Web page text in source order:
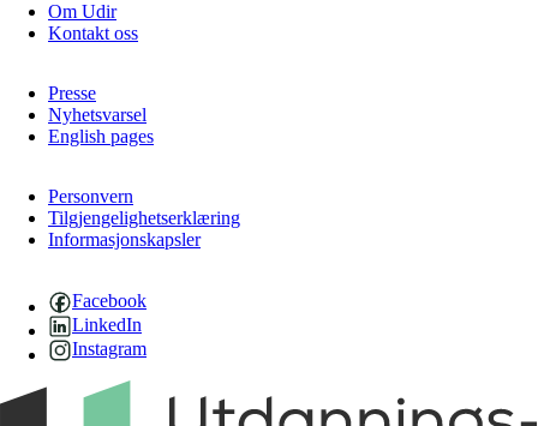
Om Udir
Kontakt oss
Presse
Nyhetsvarsel
English pages
Personvern
Tilgjengelighetserklæring
Informasjonskapsler
Facebook
LinkedIn
Instagram